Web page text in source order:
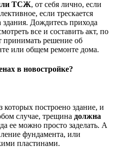
ТСЖ, от себя лично, если
если трескается
Дождитесь прихода
все и составить акт, по
принимать решение об
или общем ремонте дома.
в новостройке?
которых построено здание, и
случае, трещина должна
ее можно просто заделать. А
фундамента, или
пластинами.